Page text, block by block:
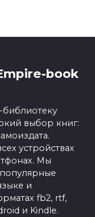
book
выбор книг:
устройствах
Мы
и
fb2, rtf,
и Kindle.